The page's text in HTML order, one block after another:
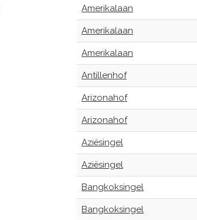
Amerikalaan
Amerikalaan
Amerikalaan
Antillenhof
Arizonahof
Arizonahof
Aziësingel
Aziësingel
Bangkoksingel
Bangkoksingel